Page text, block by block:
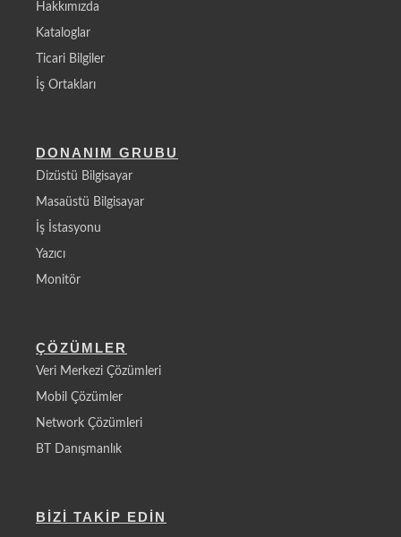
Hakkımızda
Kataloglar
Ticari Bilgiler
İş Ortakları
DONANIM GRUBU
Dizüstü Bilgisayar
Masaüstü Bilgisayar
İş İstasyonu
Yazıcı
Monitör
ÇÖZÜMLER
Veri Merkezi Çözümleri
Mobil Çözümler
Network Çözümleri
BT Danışmanlık
BİZİ TAKİP EDİN